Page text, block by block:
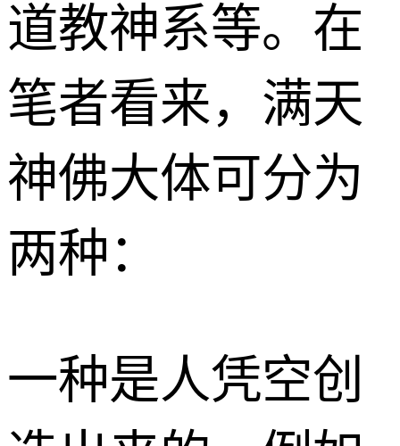
道教神系等。在
笔者看来，满天
神佛大体可分为
两种：
一种是人凭空创